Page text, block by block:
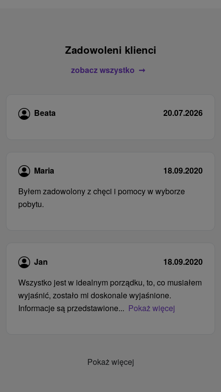
Zadowoleni klienci
zobacz wszystko
Beata 20.07.2026
Maria
18.09.2020
Byłem zadowolony z chęci i pomocy w wyborze
pobytu.
Jan
18.09.2020
Wszystko jest w idealnym porządku, to, co musiałem
wyjaśnić, zostało mi doskonale wyjaśnione.
Informacje są przedstawione... Pokaż więcej
Pokaż więcej